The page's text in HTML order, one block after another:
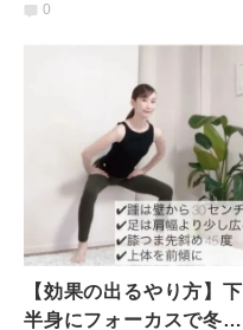
体質改善！お仕事の合間
0
【効果の出るやり方】下
半身にフォーカスで冬太